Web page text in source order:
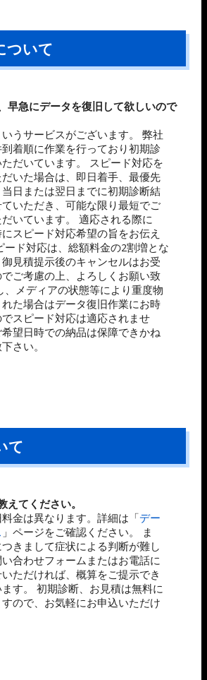
ついて
早急にデータを復旧して欲しいので
うサービスがございます。 弊社
着順に作業を行っており初期診
だいています。 スピード対応を
いた場合は、即日着手、最優先
日または翌日までに初期診断結
いただき、可能な限り最短でご
いています。 適応される際に
スピード対応希望の旨をお伝え
ド対応は、総額料金の2割増とな
見積提示後のキャンセルはお受
ご考慮の上、よろしくお願い致
、メディアの状態等により重度物
た場合はデータ復旧作業にお時
スピード対応は適応されませ
望日時での納品は保障できかね
さい。
て
えてください。
金は異なります。詳細は「デー
」ページをご確認ください。 ま
きまして症状による判断が難し
合わせフォームまたはお電話に
ただければ、概算をご提示でき
す。 初期診断、お見積は無料に
ので、お気軽にお申込いただけ